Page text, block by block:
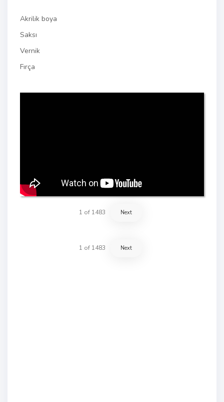
Akrilik boya
Saksı
Vernik
Fırça
1 of 1483 Next
1 of 1483 Next